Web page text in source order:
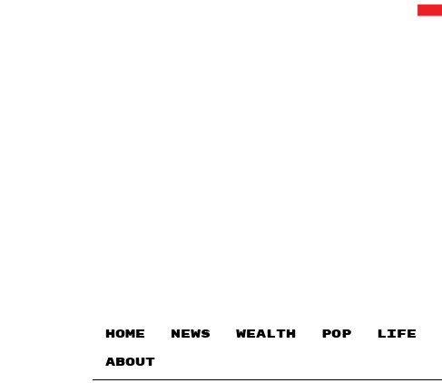
HOME NEWS WEALTH POP LIFE
ABOUT